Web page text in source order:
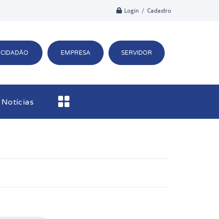
Login / Cadastro
CIDADÃO EMPRESA SERVIDOR
Notícias